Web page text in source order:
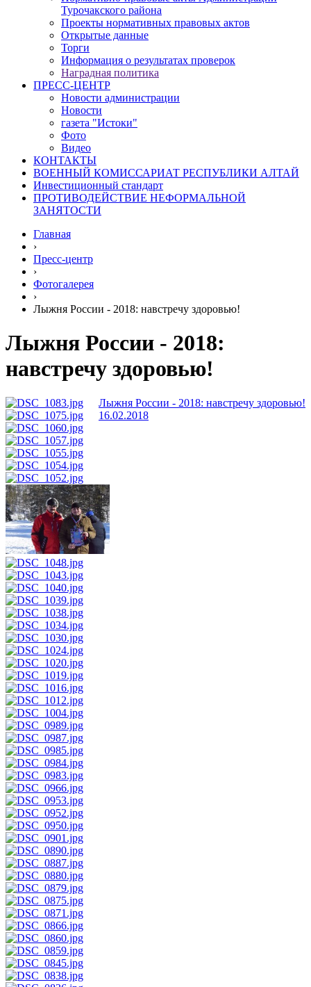
Турочакского района
Проекты нормативных правовых актов
Открытые данные
Торги
Информация о результатах проверок
Наградная политика
ПРЕСС-ЦЕНТР
Новости администрации
Новости
газета "Истоки"
Фото
Видео
КОНТАКТЫ
ВОЕННЫЙ КОМИССАРИАТ РЕСПУБЛИКИ АЛТАЙ
Инвестиционный стандарт
ПРОТИВОДЕЙСТВИЕ НЕФОРМАЛЬНОЙ
ЗАНЯТОСТИ
Главная
›
Пресс-центр
›
Фотогалерея
›
Лыжня России - 2018: навстречу здоровью!
Лыжня России - 2018:
навстречу здоровью!
Лыжня России - 2018: навстречу здоровью!
16.02.2018